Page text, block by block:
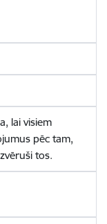
lai visiem
pēc tam,
tos.